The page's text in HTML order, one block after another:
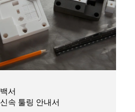
백서
신속 툴링 안내서